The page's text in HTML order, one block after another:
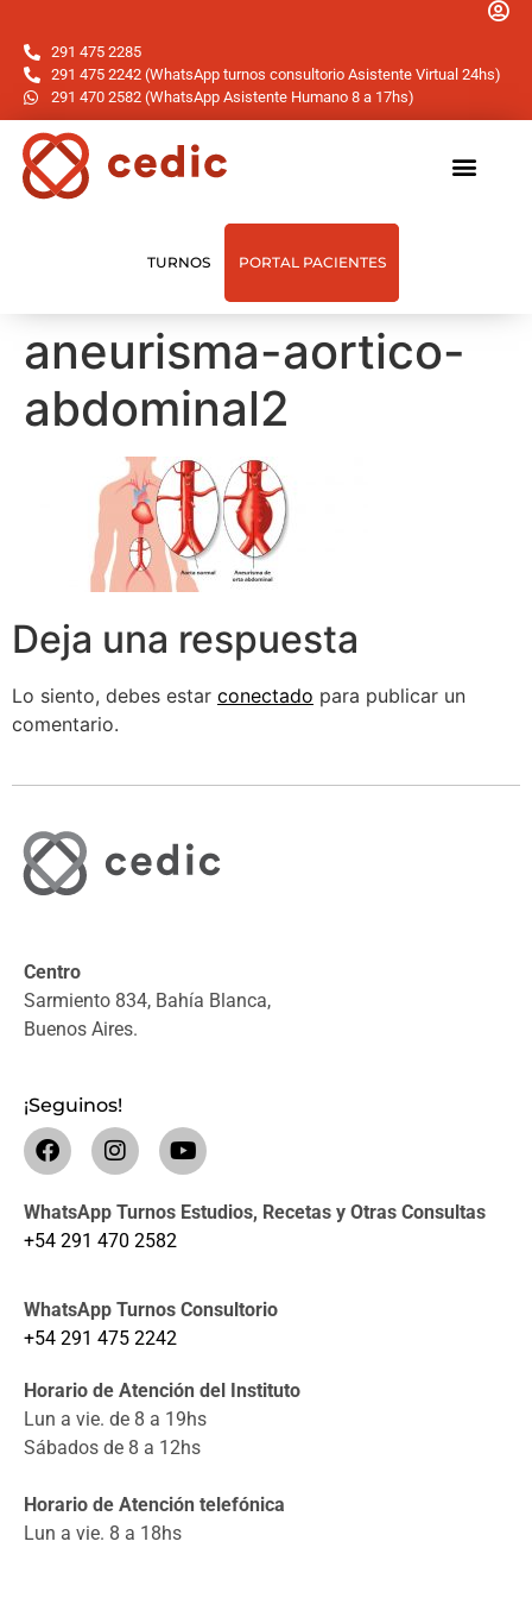
291 475 2285
291 475 2242 (WhatsApp turnos consultorio Asistente Virtual 24hs)
291 470 2582 (WhatsApp Asistente Humano 8 a 17hs)
TURNOS PORTAL PACIENTES
aneurisma-aortico-
abdominal2
Deja una respuesta
Lo siento, debes estar conectado para publicar un
comentario.
Centro
Sarmiento 834, Bahía Blanca,
Buenos Aires.
¡Seguinos!
WhatsApp Turnos Estudios, Recetas y Otras Consultas
+54 291 470 2582
WhatsApp Turnos Consultorio
+54 291 475 2242
Horario de Atención del Instituto
Lun a vie. de 8 a 19hs
Sábados de 8 a 12hs
Horario de Atención telefónica
Lun a vie. 8 a 18hs